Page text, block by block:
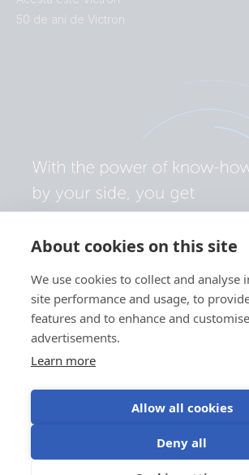
About cookies on this site
We use cookies to collect and analyse
site performance and usage, to
features and to enhance and
advertisements.
Learn more
Allow all cookies
Deny all
50 de ani de Victron
Politica de confidențialitate
Utilizarea modulelor cookieTermeni de